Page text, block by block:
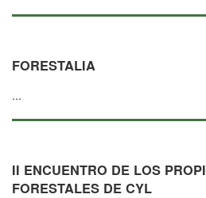
FORESTALIA
...
II ENCUENTRO DE LOS
FORESTALES DE CYL